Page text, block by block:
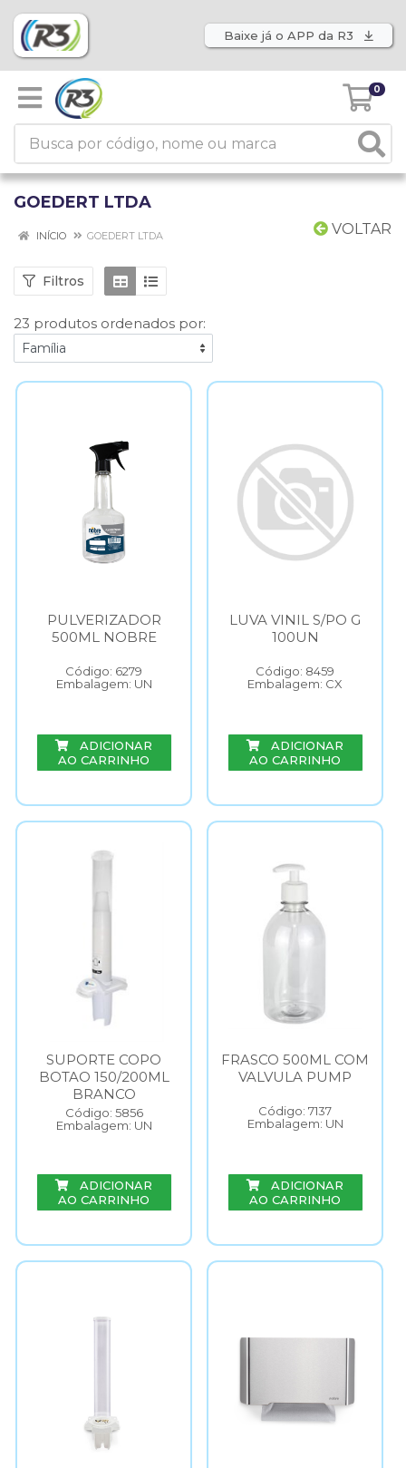
Baixe já o APP da R3
0
GOEDERT LTDA
VOLTAR
INÍCIO GOEDERT LTDA
Filtros
23 produtos ordenados por:
PULVERIZADOR
500ML NOBRE
Código: 6279
Embalagem: UN
ADICIONAR
AO CARRINHO
LUVA VINIL S/PO G
100UN
Código: 8459
Embalagem: CX
ADICIONAR
AO CARRINHO
SUPORTE COPO
BOTAO 150/200ML
BRANCO
Código: 5856
Embalagem: UN
ADICIONAR
AO CARRINHO
FRASCO 500ML COM
VALVULA PUMP
Código: 7137
Embalagem: UN
ADICIONAR
AO CARRINHO